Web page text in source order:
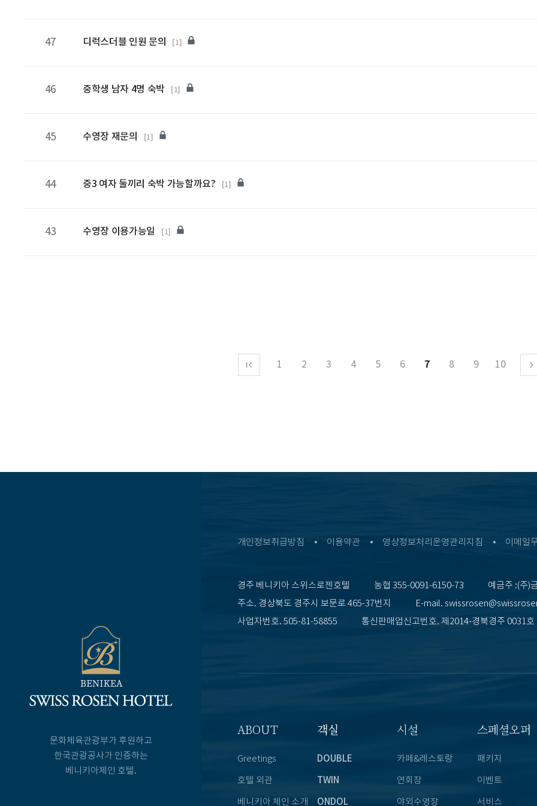
47 디럭스더블 인원 문의 [1]
46 중학생 남자 4명 숙박 [1]
45 수영장 재문의 [1]
44 중3 여자 둘끼리 숙박 가능할까요? [1]
43 수영장 이용가능일 [1]
1 2 3 4 5 6 7 8 9 10
문화체육관광부가 후원하고
한국관광공사가 인증하는
베니키아체인 호텔.
개인정보취급방침 이용약관 영상정보처리운영관리지침 이메일
경주 베니키아 스위스로젠호텔 농협 355-0091-6150-73
예금주 :(주)
주소. 경상북도 경주시 보문로 465-37번지
E-mail.
사업자번호. 505-81-58855
통신판매업신고번호. 제2014-경북경주 0031호
ABOUT
Greetings
호텔 외관
베니키아 체인 소개
객실
DOUBLE
TWIN
ONDOL
시설
카페&레스토랑
연회장
야외수영장
스페셜오퍼
패키지
이벤트
서비스